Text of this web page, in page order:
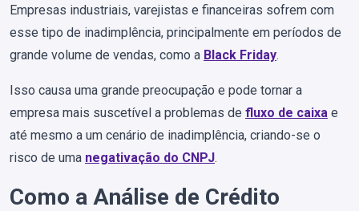
Empresas industriais, varejistas e financeiras sofrem com
esse tipo de inadimplência, principalmente em períodos de
grande volume de vendas, como a Black Friday.
Isso causa uma grande preocupação e pode tornar a
empresa mais suscetível a problemas de fluxo de caixa e
até mesmo a um cenário de inadimplência, criando-se o
risco de uma negativação do CNPJ.
Como a Análise de Crédito